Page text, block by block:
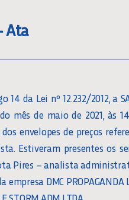
Ata
da Lei nº 12.232/2012, a
mês de maio de 2021, às
envelopes de preços
Estiveram presentes os
Pires – analista
DMC PROPAGANDA